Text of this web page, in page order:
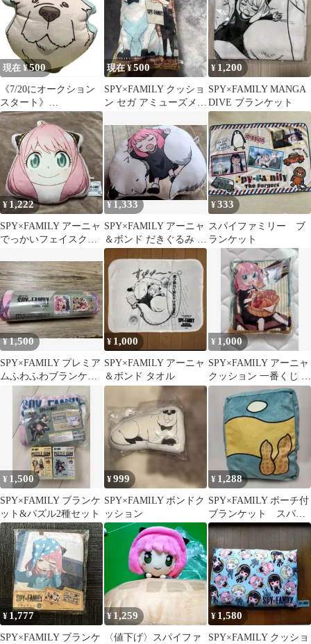
現在 ¥500
《7/20にオークション
スタート》
SPY×FAMILYボンド ク
ッション
現在 ¥500
SPY×FAMILY クッショ
ン セガ アミューズメン
¥ 1,200
SPY×FAMILY MANGA
DIVE ブランケット
¥ 1,222
SPY×FAMILY アーニャ
でっかいフェイスクッ
¥ 1,333
SPY×FAMILY アーニャ
＆ボンド だきぐるみ ク
ッション
¥333
スパイファミリー ブ
ランケット
¥1,500
SPY×FAMILY プレミア
ムふわふわブランケッ
¥ 1,000
SPY×FAMILY アーニャ
＆ボンド タオル
¥ 1,000
SPY×FAMILY アーニャ
クッション 一番くじ D
賞
¥ 1,500
SPY×FAMILY ブランケ
ット&パズル2種セット
¥999
SPY×FAMILY ボンドク
ッション
¥ 1,288
SPY×FAMILY ポーチ付
ブランケット スパイ
ファミリー アーニャ 毛
¥ 1,777
SPY×FAMILY ブランケ
¥ 1,259
〈値下げ〉スパイファ
¥ 1,580
SPY×FAMILY クッショ